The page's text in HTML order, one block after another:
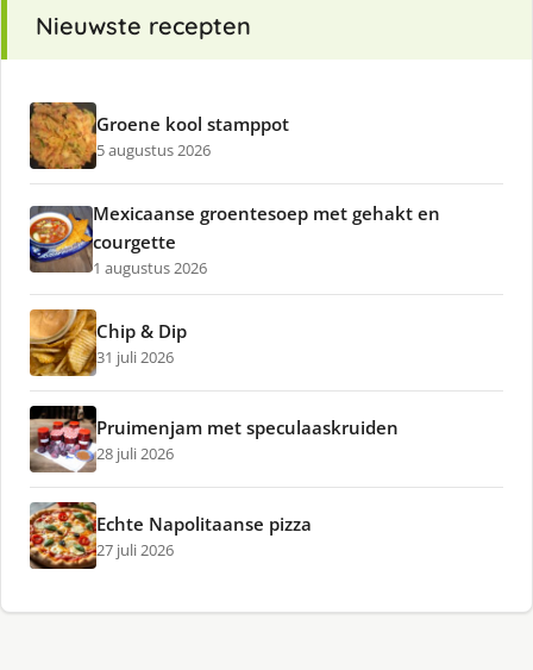
Nieuwste recepten
Groene kool stamppot
5 augustus 2026
Mexicaanse groentesoep met gehakt en
courgette
1 augustus 2026
Chip & Dip
31 juli 2026
Pruimenjam met speculaaskruiden
28 juli 2026
Echte Napolitaanse pizza
27 juli 2026